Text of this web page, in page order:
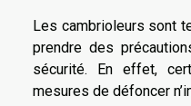
Les cambrioleurs sont
prendre des
sécurité. En effet,
mesures de défoncer